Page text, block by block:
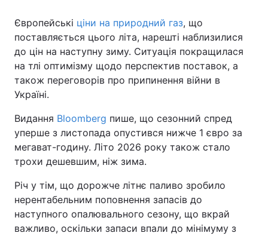
Європейські ціни на природний газ, що
поставляється цього літа, нарешті наблизилися
до цін на наступну зиму. Ситуація покращилася
на тлі оптимізму щодо перспектив поставок, а
також переговорів про припинення війни в
Україні.
Видання Bloomberg пише, що сезонний спред
уперше з листопада опустився нижче 1 євро за
мегават-годину. Літо 2026 року також стало
трохи дешевшим, ніж зима.
Річ у тім, що дорожче літнє паливо зробило
нерентабельним поповнення запасів до
наступного опалювального сезону, що вкрай
важливо, оскільки запаси впали до мінімуму з